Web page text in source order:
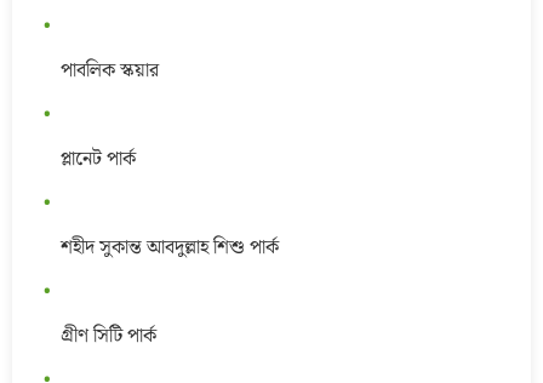
পাবলিক স্কয়ার
প্লানেট পার্ক
শহীদ সুকান্ত আবদুল্লাহ শিশু পার্ক
গ্রীণ সিটি পার্ক